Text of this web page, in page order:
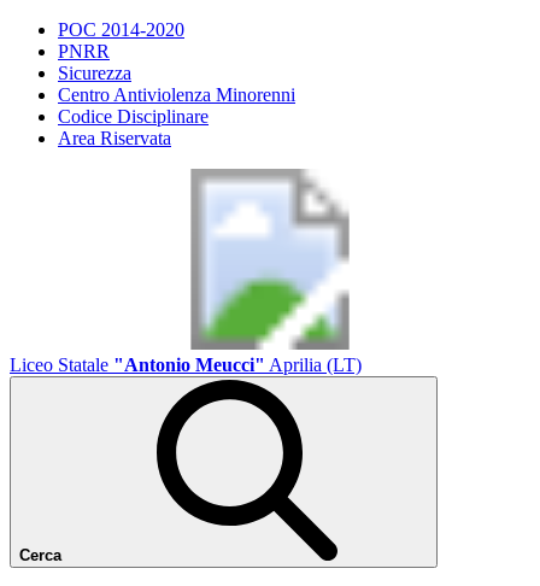
POC 2014-2020
PNRR
Sicurezza
Centro Antiviolenza Minorenni
Codice Disciplinare
Area Riservata
Liceo Statale "Antonio Meucci" Aprilia (LT)
Cerca